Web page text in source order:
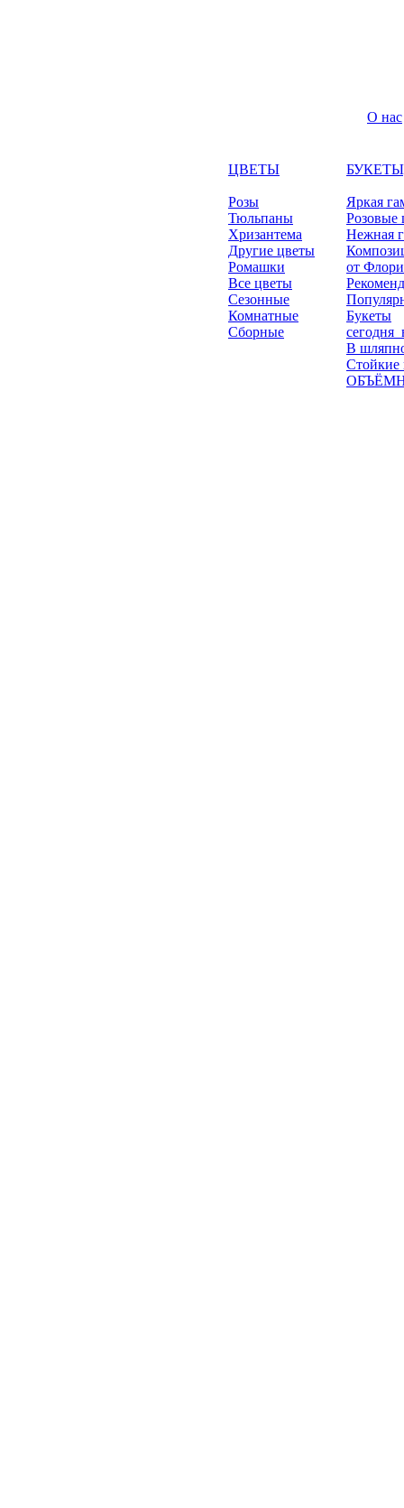
О нас
ЦВЕТЫ
Розы
Тюльпаны
Хризантема
Другие цветы
Ромашки
Все цветы
Сезонные
Комнатные
Сборные
Яркая
Розовые
Нежная
от
Букеты
В
Стойкие